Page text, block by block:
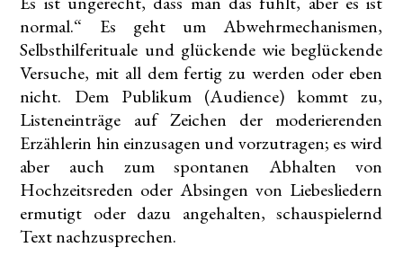
normal.“ Es geht um Abwehrmechanismen,
Selbsthilferituale und glückende wie beglückende
Versuche, mit all dem fertig zu werden oder eben
nicht. Dem Publikum (Audience) kommt zu,
Listeneinträge auf Zeichen der moderierenden
Erzählerin hin einzusagen und vorzutragen; es wird
aber auch zum spontanen Abhalten von
Hochzeitsreden oder Absingen von Liebesliedern
ermutigt oder dazu angehalten, schauspielernd
Text nachzusprechen.